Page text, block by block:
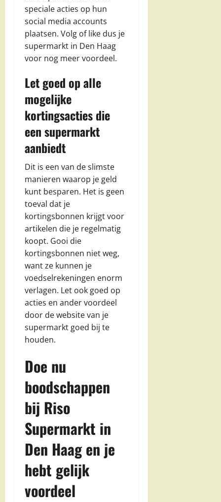
speciale acties op hun
social media accounts
plaatsen. Volg of like dus je
supermarkt in Den Haag
voor nog meer voordeel.
Let goed op alle
mogelijke
kortingsacties die
een supermarkt
aanbiedt
Dit is een van de slimste
manieren waarop je geld
kunt besparen. Het is geen
toeval dat je
kortingsbonnen krijgt voor
artikelen die je regelmatig
koopt. Gooi die
kortingsbonnen niet weg,
want ze kunnen je
voedselrekeningen enorm
verlagen. Let ook goed op
acties en ander voordeel
door de website van je
supermarkt goed bij te
houden.
Doe nu
boodschappen
bij Riso
Supermarkt in
Den Haag en je
hebt gelijk
voordeel